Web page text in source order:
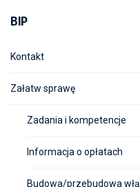
BIP
Kontakt
Załatw sprawę
Zadania i kompetencje
Informacja o opłatach
Budowa/przebudowa